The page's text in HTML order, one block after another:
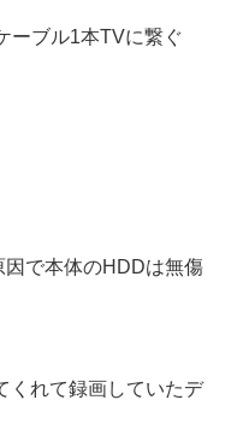
ーブル1本TVに繋ぐ
で本体のHDDは無傷
くれて録画していたデ